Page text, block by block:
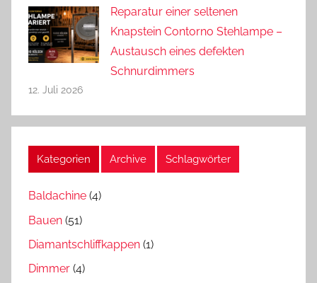
Reparatur einer seltenen
Knapstein Contorno Stehlampe –
Austausch eines defekten
Schnurdimmers
12. Juli 2026
Kategorien Archive Schlagwörter
Baldachine (4)
Bauen (51)
Diamantschliffkappen (1)
Dimmer (4)